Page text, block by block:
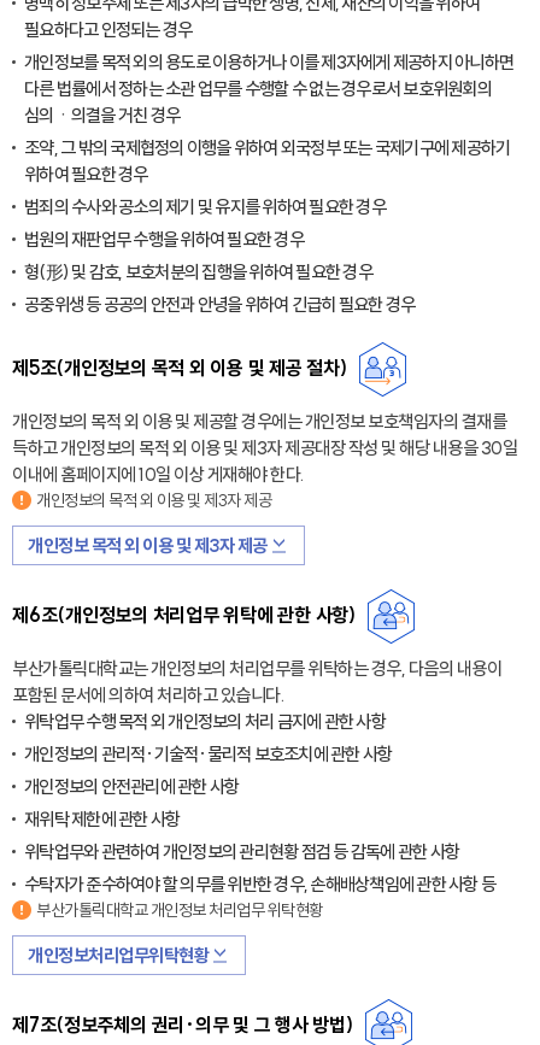
필요하다고 인정되는 경우
개인정보를 목적 외의 용도로 이용하거나 이를 제3자에게 제공하지 아니하면
다른 법률에서 정하는 소관 업무를 수행할 수 없는 경우로서 보호위원회의
심의ㆍ의결을 거친 경우
조약, 그 밖의 국제협정의 이행을 위하여 외국정부 또는 국제기구에 제공하기
위하여 필요한 경우
범죄의 수사와 공소의 제기 및 유지를 위하여 필요한 경우
법원의 재판업무 수행을 위하여 필요한 경우
형(形) 및 감호, 보호처분의 집행을 위하여 필요한 경우
공중위생 등 공공의 안전과 안녕을 위하여 긴급히 필요한 경우
제5조(개인정보의 목적 외 이용 및 제공 절차)
개인정보의 목적 외 이용 및 제공할 경우에는 개인정보 보호책임자의 결재를
득하고 개인정보의 목적 외 이용 및 제3자 제공대장 작성 및 해당 내용을 30일
이내에 홈페이지에 10일 이상 게재해야 한다.
개인정보의 목적 외 이용 및 제3자 제공
개인정보 목적 외 이용 및 제3자 제공
제6조(개인정보의 처리업무 위탁에 관한 사항)
부산가톨릭대학교는 개인정보의 처리업무를 위탁하는 경우, 다음의 내용이
포함된 문서에 의하여 처리하고 있습니다.
위탁업무 수행 목적 외 개인정보의 처리 금지에 관한 사항
개인정보의 관리적·기술적·물리적 보호조치에 관한 사항
개인정보의 안전관리에 관한 사항
재위탁 제한에 관한 사항
위탁업무와 관련하여 개인정보의 관리현황 점검 등 감독에 관한 사항
수탁자가 준수하여야 할 의무를 위반한 경우, 손해배상책임에 관한 사항 등
부산가톨릭대학교 개인정보 처리업무 위탁현황
개인정보처리업무위탁현황
제7조(정보주체의 권리·의무 및 그 행사 방법)